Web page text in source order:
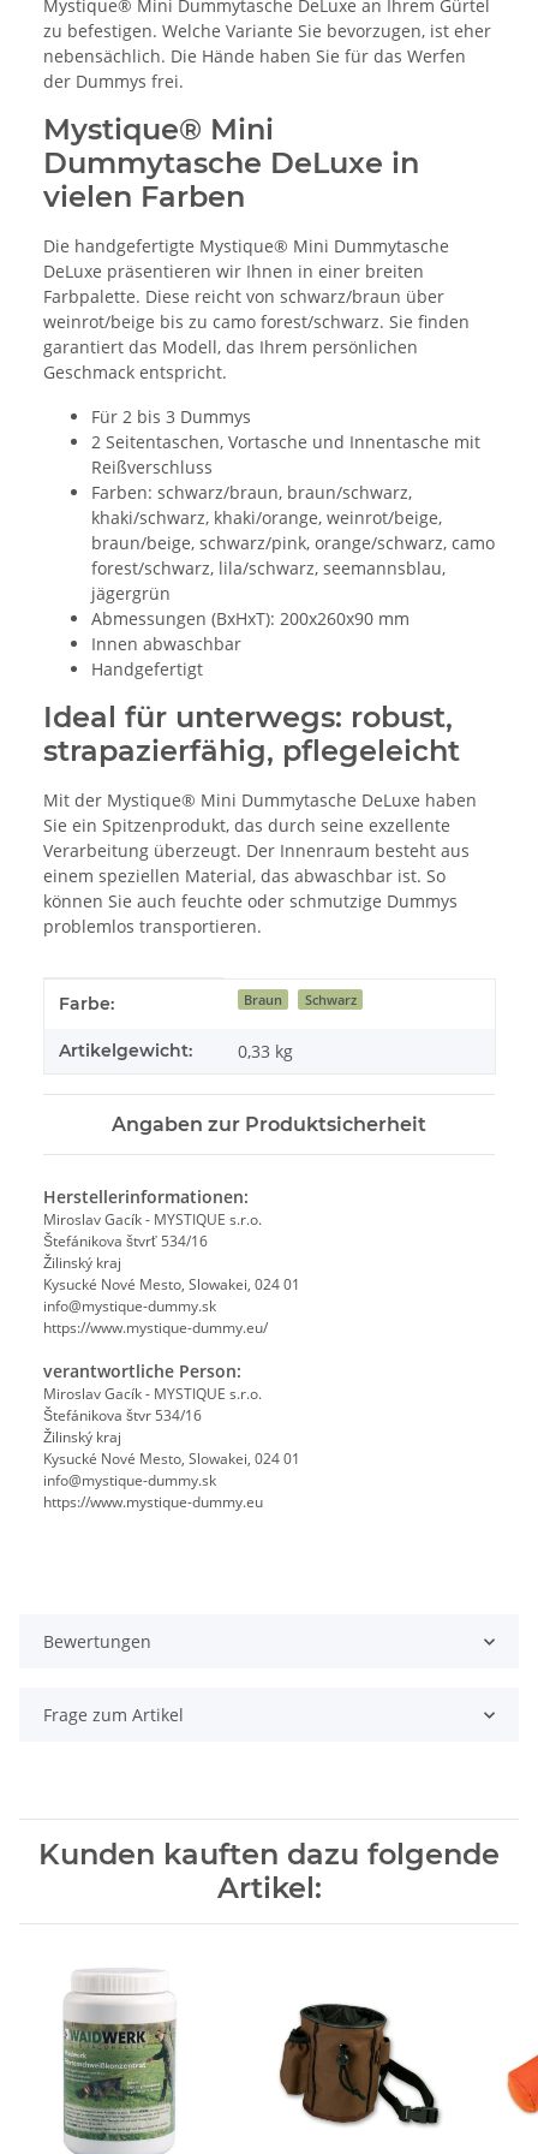
Mystique® Mini Dummytasche DeLuxe an Ihrem Gürtel
zu befestigen. Welche Variante Sie bevorzugen, ist eher
nebensächlich. Die Hände haben Sie für das Werfen
der Dummys frei.
Mystique® Mini
Dummytasche DeLuxe in
vielen Farben
Die handgefertigte Mystique® Mini Dummytasche
DeLuxe präsentieren wir Ihnen in einer breiten
Farbpalette. Diese reicht von schwarz/braun über
weinrot/beige bis zu camo forest/schwarz. Sie finden
garantiert das Modell, das Ihrem persönlichen
Geschmack entspricht.
Für 2 bis 3 Dummys
2 Seitentaschen, Vortasche und Innentasche mit
Reißverschluss
Farben: schwarz/braun, braun/schwarz,
khaki/schwarz, khaki/orange, weinrot/beige,
braun/beige, schwarz/pink, orange/schwarz, camo
forest/schwarz, lila/schwarz, seemannsblau,
jägergrün
Abmessungen (BxHxT): 200x260x90 mm
Innen abwaschbar
Handgefertigt
Ideal für unterwegs: robust,
strapazierfähig, pflegeleicht
Mit der Mystique® Mini Dummytasche DeLuxe haben
Sie ein Spitzenprodukt, das durch seine exzellente
Verarbeitung überzeugt. Der Innenraum besteht aus
einem speziellen Material, das abwaschbar ist. So
können Sie auch feuchte oder schmutzige Dummys
problemlos transportieren.
Produkteigenschaft
Wert
Farbe: Braun Schwarz
Artikelgewicht: 0,33 kg
Angaben zur Produktsicherheit
Herstellerinformationen:
Miroslav Gacík - MYSTIQUE s.r.o.
Štefánikova štvrť 534/16
Žilinský kraj
Kysucké Nové Mesto, Slowakei, 024 01
info@mystique-dummy.sk
https://www.mystique-dummy.eu/
verantwortliche Person:
Miroslav Gacík - MYSTIQUE s.r.o.
Štefánikova štvr 534/16
Žilinský kraj
Kysucké Nové Mesto, Slowakei, 024 01
info@mystique-dummy.sk
https://www.mystique-dummy.eu
Bewertungen
Frage zum Artikel
Kunden kauften dazu folgende
Artikel: